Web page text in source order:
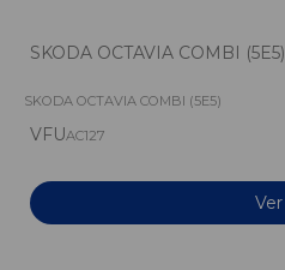
SKODA OCTAVIA COMBI (5E5)
SKODA OCTAVIA COMBI (5E5)
VFUAC127
Ver